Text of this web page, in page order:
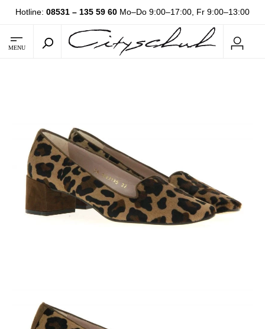
Hotline: 08531 – 135 59 60 Mo–Do 9:00–17:00, Fr 9:00–13:00
MENU